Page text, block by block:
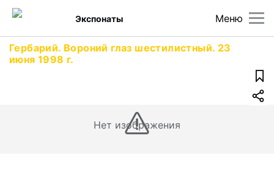
Меню
Экспонаты
Гербарий. Вороний глаз шестилистный. 23
июня 1998 г.
Нет изображения